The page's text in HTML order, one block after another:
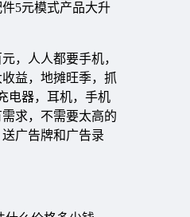
5元模式产品大升
，人人都要手机，
益，地摊旺季，抓
电器，耳机，手机
求，不需要太高的
广告牌和广告录